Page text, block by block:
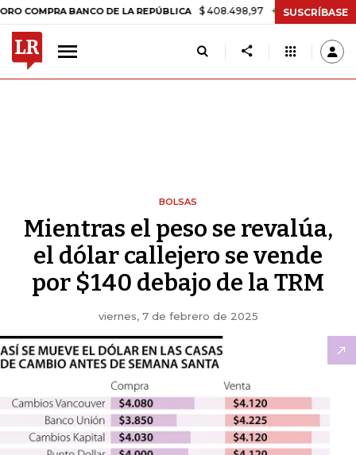
BANCO DE LA REPÚBLICA $ 408.498,97 +$ 8.753,81 +2,19%
SUSCRÍBASE
BOLSAS
Mientras el peso se revalúa,
el dólar callejero se vende
por $140 debajo de la TRM
viernes, 7 de febrero de 2025